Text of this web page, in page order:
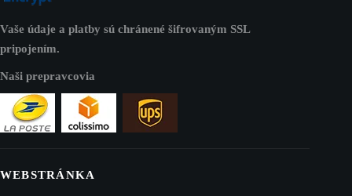
Vaše údaje a platby sú chránené šifrovaným SSL
pripojením.
Naši prepravcovia
WEBSTRÁNKA